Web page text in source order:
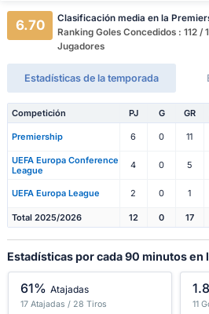
6.70
Clasificación media en la
Ranking Goles Concedidos : 112 /
Jugadores
Estadísticas de la temporada
Competición PJ G GR
Premiership 6 0 11
UEFA Europa Conference
League
4 0 5
UEFA Europa League 2 0 1
Total 2025/2026 12 0 17
Estadísticas por cada 90 minutos en
61% Atajadas
17 Atajadas / 28 Tiros
11